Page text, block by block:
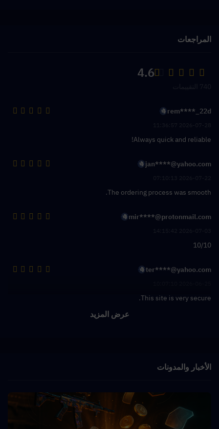
المراجعات
4.6
rem****_22d
Always quick and reliable!
jan****@yahoo.com
The ordering process was smooth.
mir****@protonmail.com
10/10
ter****@yahoo.com
This site is very secure.
عرض المزيد
الأخبار والمدونات